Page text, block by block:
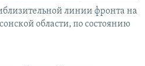
линии фронта на
области, по состоянию